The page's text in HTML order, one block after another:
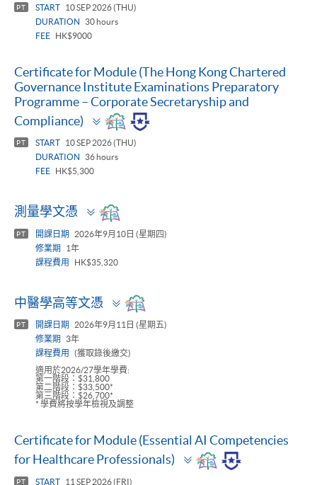
PT START
10 SEP 2026 (THU)
DURATION
30 hours
FEE
HK$9000
Certificate for Module (The Hong Kong Chartered
Governance Institute Examinations Preparatory
Programme – Corporate Secretaryship and
Compliance)
Toggle
panel
PT START
10 SEP 2026 (THU)
DURATION
36 hours
FEE
HK$5,300
測量學文憑
Toggle
panel
PT 開課日期
2026年9月10日 (星期四)
修業期
1年
課程費用
HK$35,320
中醫學高等文憑
Toggle
panel
PT 開課日期
2026年9月11日 (星期五)
修業期
3年
課程費用
(獲取錄後繳交)
適用於2026/27學年學費:
第一階段：$31,800
第二階段：$33,500*
第三階段：$26,700*
* 學費將按學年檢視及調整
Certificate for Module (Essential AI Competencies
for Healthcare Professionals)
Toggle
panel
PT START
11 SEP 2026 (FRI)